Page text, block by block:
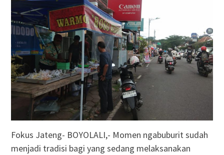
Fokus Jateng- BOYOLALI,- Momen ngabuburit sudah
menjadi tradisi bagi yang sedang melaksanakan